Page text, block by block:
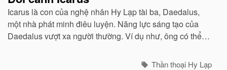
Icarus là con của nghệ nhân Hy Lạp tài ba, Daedalus,
một nhà phát minh điêu luyện. Năng lực sáng tạo của
Daedalus vượt xa người thường. Ví dụ như, ông có thể
Thần thoại Hy Lạp